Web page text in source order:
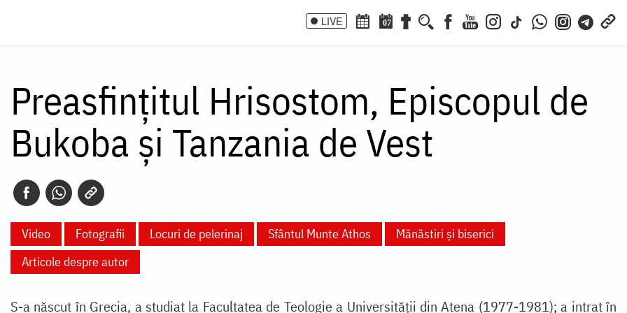
LIVE 07
Preasfințitul Hrisostom, Episcopul de
Bukoba şi Tanzania de Vest
Video Fotografii Locuri de pelerinaj Sfântul Munte Athos
Mănăstiri și biserici
Articole despre autor
S-a născut în Grecia, a studiat la Facultatea de Teologie a Universității din Atena (1977-1981); a intrat în